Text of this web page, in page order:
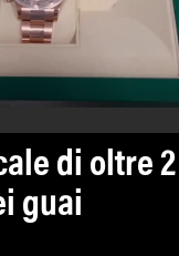
di oltre
guai